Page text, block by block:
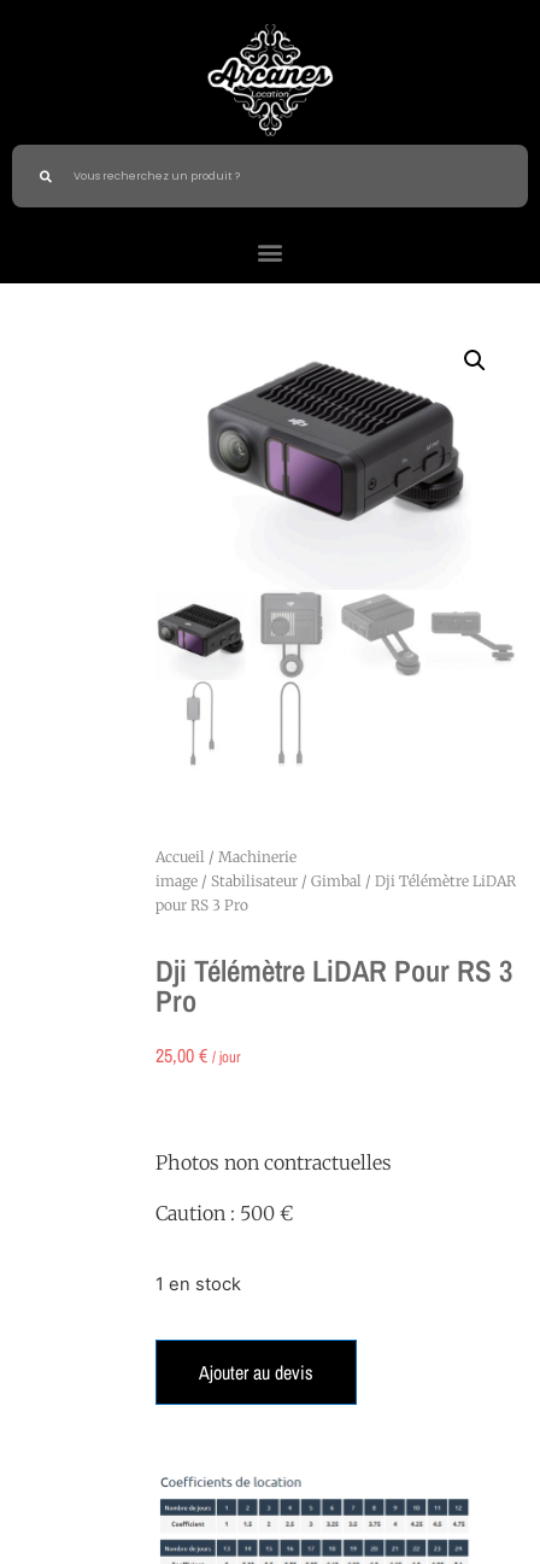
Accueil / Machinerie
image / Stabilisateur / Gimbal / Dji Télémètre LiDAR
pour RS 3 Pro
Dji Télémètre LiDAR Pour RS 3
Pro
25,00€ / jour
Photos non contractuelles
Caution : 500 €
1 en stock
Ajouter au devis